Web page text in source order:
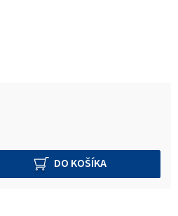
DO KOŠÍKA